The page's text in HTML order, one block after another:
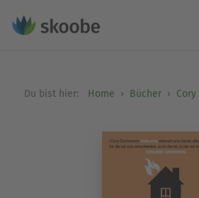
Du bist hier: Home Bücher